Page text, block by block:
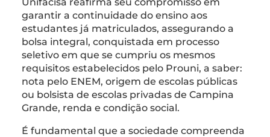
garantir a continuidade do ensino aos
estudantes já matriculados, assegurando a
bolsa integral, conquistada em processo
seletivo em que se cumpriu os mesmos
requisitos estabelecidos pelo Prouni, a saber:
nota pelo ENEM, origem de escolas públicas
ou bolsista de escolas privadas de Campina
Grande, renda e condição social.
É fundamental que a sociedade compreenda